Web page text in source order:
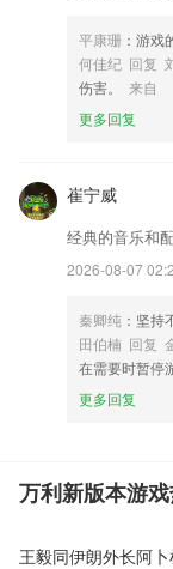
平康珊 ：游
何佳纪 回复
伤害。
来自
更多回复
崔宁威
经典的音乐和
2026-08-07
秦卿纯 ：坚
田伯楠 回复
在需要时暂停
更多回复
万利新版本游
王毅同伊朗外长阿